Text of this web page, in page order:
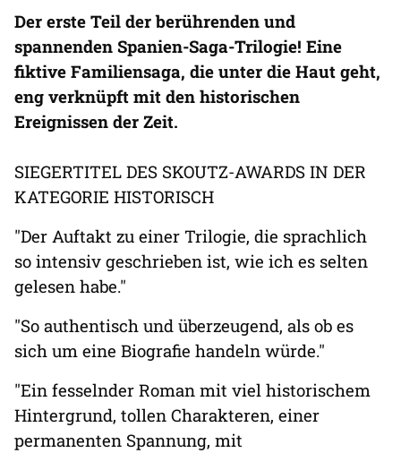
Der erste Teil der berührenden und
spannenden Spanien-Saga-Trilogie! Eine
fiktive Familiensaga, die unter die Haut geht,
eng verknüpft mit den historischen
Ereignissen der Zeit.
SIEGERTITEL DES SKOUTZ-AWARDS IN DER
KATEGORIE HISTORISCH
"Der Auftakt zu einer Trilogie, die sprachlich
so intensiv geschrieben ist, wie ich es selten
gelesen habe."
"So authentisch und überzeugend, als ob es
sich um eine Biografie handeln würde."
"Ein fesselnder Roman mit viel historischem
Hintergrund, tollen Charakteren, einer
permanenten Spannung, mit